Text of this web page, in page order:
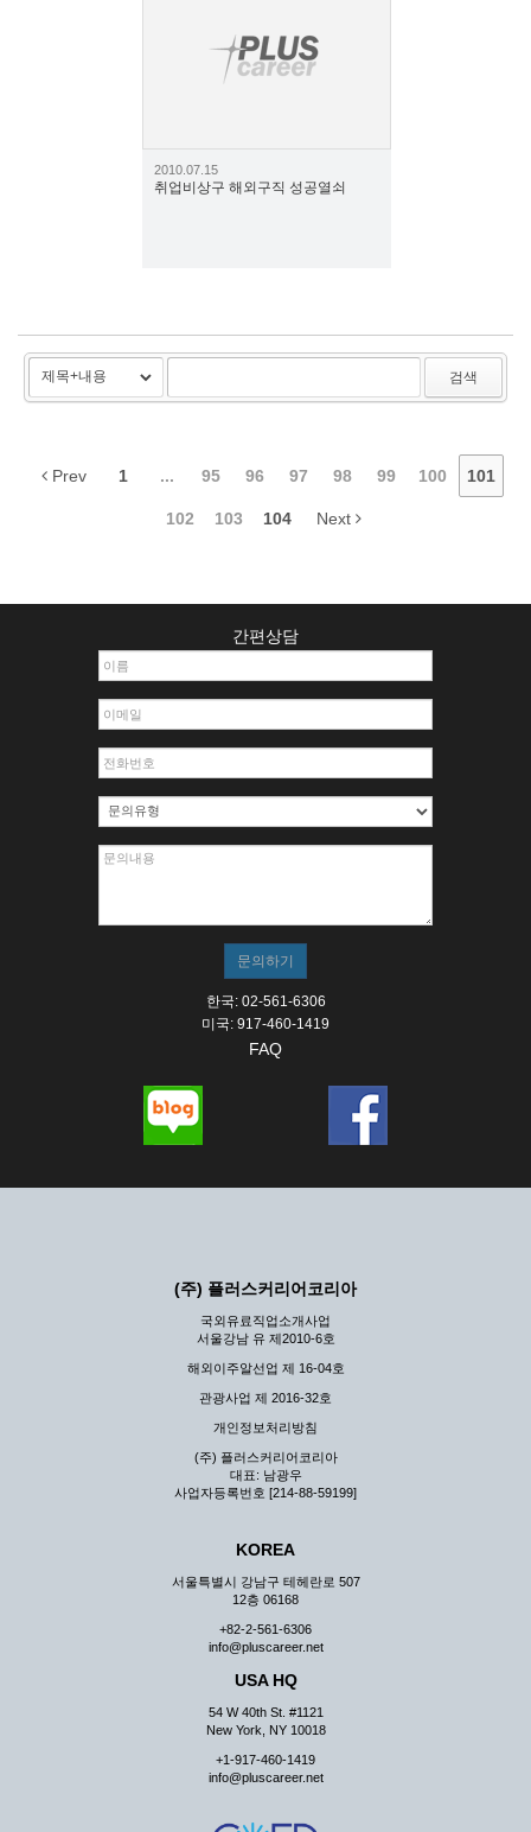
2010.07.15
취업비상구 해외구직 성공열쇠
검색
Prev 1 ... 95 96 97 98 99 100 101
102 103 104 Next
간편상담
한국: 02-561-6306
미국: 917-460-1419
FAQ
(주) 플러스커리어코리아
국외유료직업소개사업
서울강남 유 제2010-6호
해외이주알선업 제 16-04호
관광사업 제 2016-32호
개인정보처리방침
(주) 플러스커리어코리아
대표: 남광우
사업자등록번호 [214-88-59199]
KOREA
서울특별시 강남구 테헤란로 507
12층 06168
+82-2-561-6306
info@pluscareer.net
USA HQ
54 W 40th St. #1121
New York, NY 10018
+1-917-460-1419
info@pluscareer.net